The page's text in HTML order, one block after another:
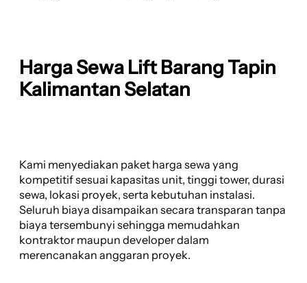
Harga Sewa Lift Barang Tapin
Kalimantan Selatan
Kami menyediakan paket harga sewa yang
kompetitif sesuai kapasitas unit, tinggi tower, durasi
sewa, lokasi proyek, serta kebutuhan instalasi.
Seluruh biaya disampaikan secara transparan tanpa
biaya tersembunyi sehingga memudahkan
kontraktor maupun developer dalam
merencanakan anggaran proyek.